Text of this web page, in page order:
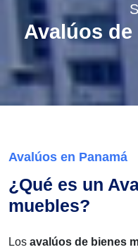
Avalúos de
Avalúos en Panamá
¿Qué es un
muebles?
Los avalúos de bienes